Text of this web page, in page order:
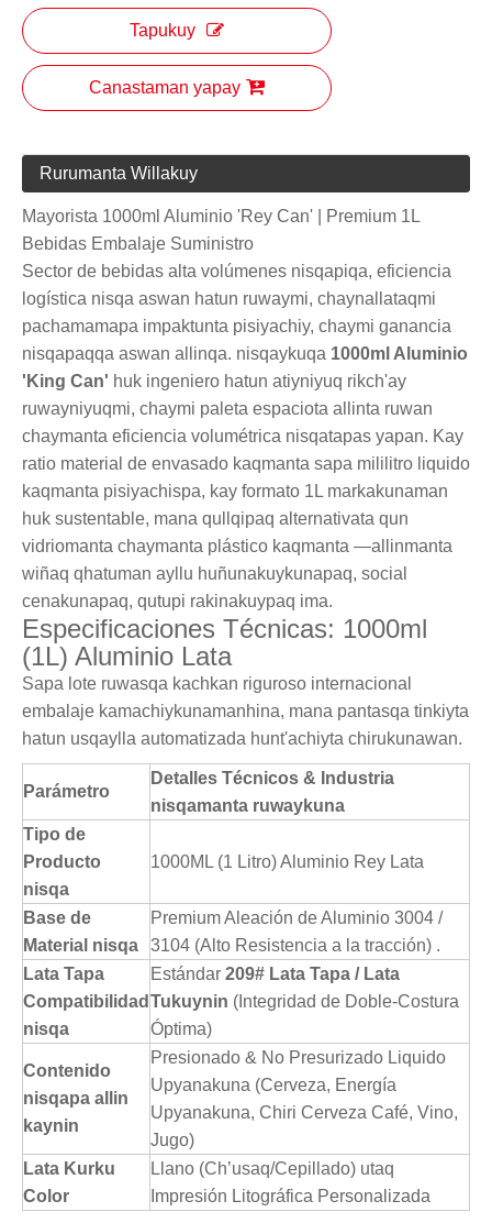
Tapukuy
Canastaman yapay
Rurumanta Willakuy
Mayorista 1000ml Aluminio 'Rey Can' | Premium 1L
Bebidas Embalaje Suministro
Sector de bebidas alta volúmenes nisqapiqa, eficiencia
logística nisqa aswan hatun ruwaymi, chaynallataqmi
pachamamapa impaktunta pisiyachiy, chaymi ganancia
nisqapaqqa aswan allinqa. nisqaykuqa 1000ml Aluminio
'King Can' huk ingeniero hatun atiyniyuq rikch'ay
ruwayniyuqmi, chaymi paleta espaciota allinta ruwan
chaymanta eficiencia volumétrica nisqatapas yapan. Kay
ratio material de envasado kaqmanta sapa mililitro liquido
kaqmanta pisiyachispa, kay formato 1L markakunaman
huk sustentable, mana qullqipaq alternativata qun
vidriomanta chaymanta plástico kaqmanta —allinmanta
wiñaq qhatuman ayllu huñunakuykunapaq, social
cenakunapaq, qutupi rakinakuypaq ima.
Especificaciones Técnicas: 1000ml
(1L) Aluminio Lata
Sapa lote ruwasqa kachkan riguroso internacional
embalaje kamachiykunamanhina, mana pantasqa tinkiyta
hatun usqaylla automatizada hunt'achiyta chirukunawan.
Parámetro
Detalles Técnicos & Industria
nisqamanta ruwaykuna
Tipo de
Producto
nisqa
1000ML (1 Litro) Aluminio Rey Lata
Base de
Material nisqa
Premium Aleación de Aluminio 3004 /
3104 (Alto Resistencia a la tracción) .
Lata Tapa
Compatibilidad
nisqa
Estándar 209# Lata Tapa / Lata
Tukuynin (Integridad de Doble-Costura
Óptima)
Contenido
nisqapa allin
kaynin
Presionado & No Presurizado Liquido
Upyanakuna (Cerveza, Energía
Upyanakuna, Chiri Cerveza Café, Vino,
Jugo)
Lata Kurku
Color
Llano (Ch’usaq/Cepillado) utaq
Impresión Litográfica Personalizada